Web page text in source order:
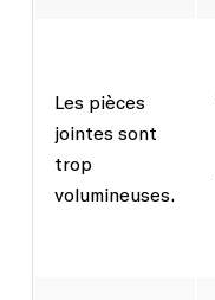
Les pièces
jointes sont
trop
volumineuses.